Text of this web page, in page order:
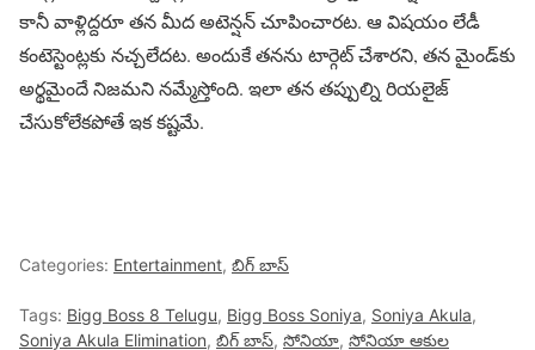
కానీ వాళ్లిద్దరూ తన మీద అటెన్షన్ చూపించారట. ఆ విషయం లేడీ
కంటెస్టెంట్లకు నచ్చలేదట. అందుకే తనను టార్గెట్ చేశారని, తన మైండ్‌కు
అర్థమైందే నిజమని నమ్మేస్తోంది. ఇలా తన తప్పుల్ని రియలైజ్
చేసుకోలేకపోతే ఇక కష్టమే.
Categories: Entertainment, బిగ్ బాస్
Tags: Bigg Boss 8 Telugu, Bigg Boss Soniya, Soniya Akula,
Soniya Akula Elimination, బిగ్ బాస్, సోనియా, సోనియా ఆకుల